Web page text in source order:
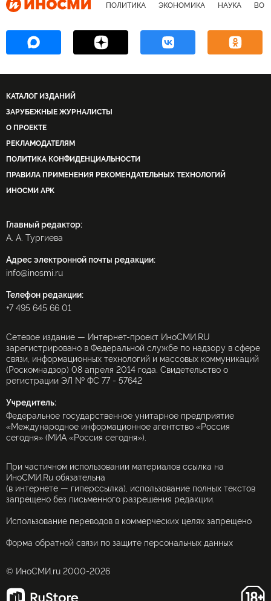
ПОЛИТИКА
ЭКОНОМИКА НАУКА
КАТАЛОГ ИЗДАНИЙ
ЗАРУБЕЖНЫЕ ЖУРНАЛИСТЫ
О ПРОЕКТЕ
РЕКЛАМОДАТЕЛЯМ
ПОЛИТИКА КОНФИДЕНЦИАЛЬНОСТИ
ПРАВИЛА ПРИМЕНЕНИЯ РЕКОМЕНДАТЕЛЬНЫХ ТЕХНОЛОГИЙ
ИНОСМИ APK
Главный редактор:
А. А. Тургиева
Адрес электронной почты редакции:
info@inosmi.ru
Телефон редакции:
+7 495 645 66 01
Сетевое издание — Интернет-проект ИноСМИ.RU
зарегистрировано в Федеральной службе по надзору в сфере
связи, информационных технологий и массовых коммуникаций
(Роскомнадзор) 08 апреля 2014 года. Свидетельство о
регистрации ЭЛ № ФС 77 - 57642
Учредитель:
Федеральное государственное унитарное предприятие
«Международное информационное агентство «Россия
сегодня» (МИА «Россия сегодня»).
При частичном использовании материалов ссылка на
ИноСМИ.Ru обязательна
(в интернете — гиперссылка), использование полных текстов
запрещено без письменного разрешения редакции.
Использование переводов в коммерческих целях запрещено
Форма обратной связи по защите персональных данных
© ИноСМИ.ru 2000-2026